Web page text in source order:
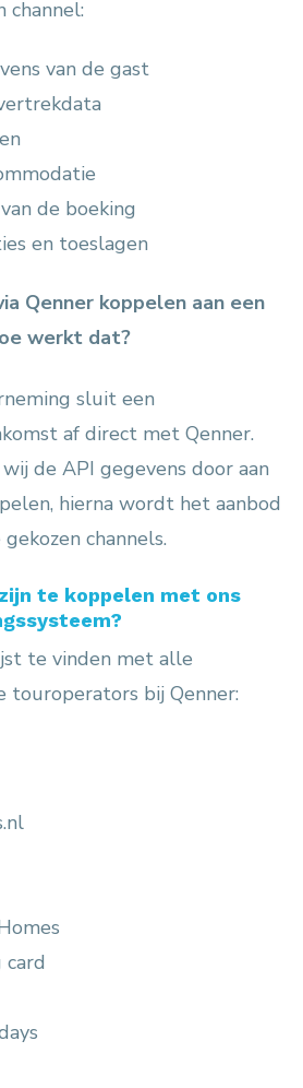
channel:
van de gast
de boeking
en toeslagen
Qenner koppelen aan een
werkt dat?
sluit een
af direct met Qenner.
de API gegevens door aan
hierna wordt het aanbod
channels.
te koppelen met ons
te vinden met alle
touroperators bij Qenner:
card